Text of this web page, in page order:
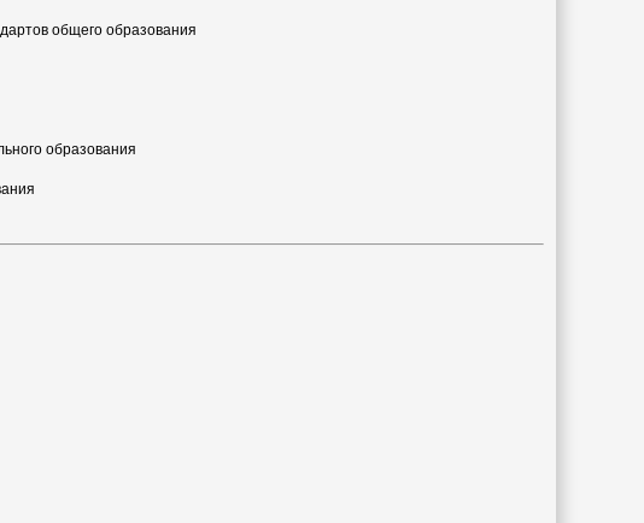
общего образования
образования